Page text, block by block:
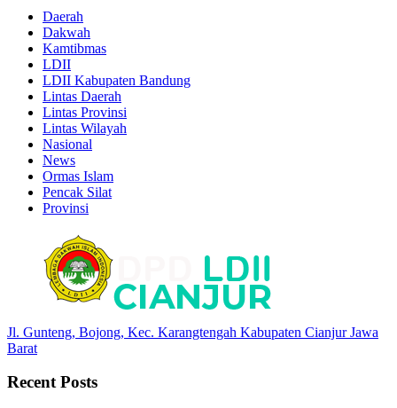
Daerah
Dakwah
Kamtibmas
LDII
LDII Kabupaten Bandung
Lintas Daerah
Lintas Provinsi
Lintas Wilayah
Nasional
News
Ormas Islam
Pencak Silat
Provinsi
Jl. Gunteng, Bojong, Kec. Karangtengah Kabupaten Cianjur Jawa
Barat
Recent Posts